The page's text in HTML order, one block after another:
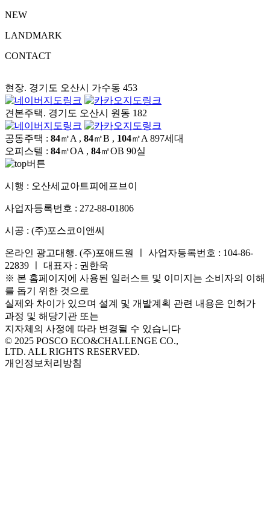
NEW
LANDMARK
CONTACT
현장. 경기도 오산시 가수동 453
견본주택. 경기도 오산시 원동 182
공동주택 : 84㎡A , 84㎡B , 104㎡A897세대
오피스텔 : 84㎡OA , 84㎡OB 90실
시행 : 오산세교아트피에프브이
사업자등록번호 : 272-88-01806
시공 : (주)포스코이앤씨
온라인 광고대행. (주)포애드원 ㅣ 사업자등록번호 : 104-86-
22839 ㅣ 대표자 : 권한욱
※ 본 홈페이지에 사용된 일러스트 및 이미지는 소비자의 이해
를 돕기 위한 것으로
실제와 차이가 있으며 설계 및 개발계획 관련 내용은 인허가
과정 및 해당기관 또는
지자체의 사정에 따라 변경될 수 있습니다
© 2025 POSCO ECO&CHALLENGE CO.,
LTD. ALL RIGHTS RESERVED.
개인정보처리방침